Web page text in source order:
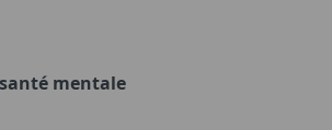
mentale